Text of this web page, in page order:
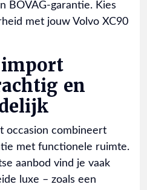
BOVAG-garantie. Kies
met jouw Volvo XC90
import
en
occasion combineert
met functionele ruimte.
aanbod vind je vaak
luxe – zoals een